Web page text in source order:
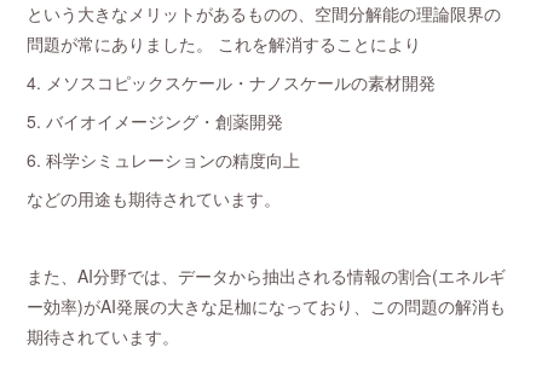
という大きなメリットがあるものの、空間分解能の理論限界の
問題が常にありました。 これを解消することにより
4. メソスコピックスケール・ナノスケールの素材開発
5. バイオイメージング・創薬開発
6. 科学シミュレーションの精度向上
などの用途も期待されています。
また、AI分野では、データから抽出される情報の割合(エネルギ
ー効率)がAI発展の大きな足枷になっており、この問題の解消も
期待されています。